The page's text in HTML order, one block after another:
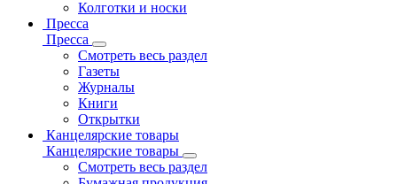
Колготки и носки
Пресса
Пресса
Смотреть весь раздел
Газеты
Журналы
Книги
Открытки
Канцелярские товары
Канцелярские товары
Смотреть весь раздел